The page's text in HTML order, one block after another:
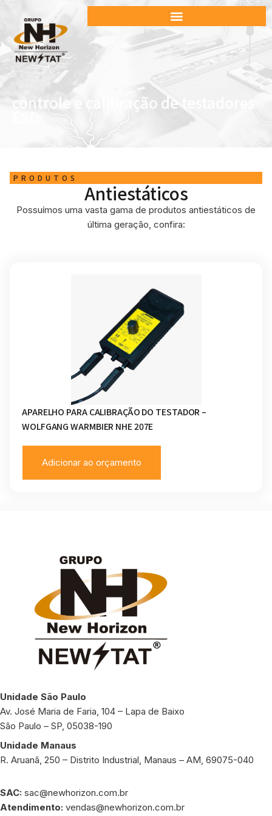
controle e calibração de testadores
PRODUTOS
Antiestáticos
Possuímos uma vasta gama de produtos antiestáticos de
última geração, confira:
APARELHO PARA CALIBRAÇÃO DO TESTADOR –
WOLFGANG WARMBIER NHE 207E
Adicionar ao orçamento
Unidade São Paulo
Av. José Maria de Faria, 104 – Lapa de Baixo
São Paulo – SP, 05038-190
Unidade Manaus
R. Aruanã, 250 – Distrito Industrial, Manaus – AM, 69075-040
SAC: sac@newhorizon.com.br
Atendimento: vendas@newhorizon.com.br